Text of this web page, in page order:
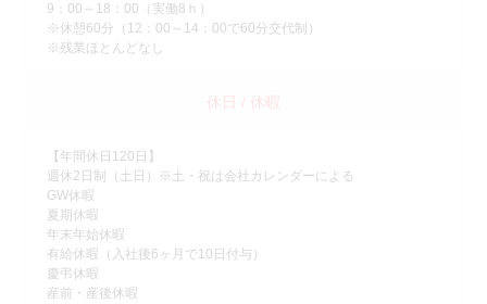
9：00～18：00（実働8ｈ）
※休憩60分（12：00～14：00で60分交代制）
※残業ほとんどなし
休日 / 休暇
【年間休日120日】
週休2日制（土日）※土・祝は会社カレンダーによる
GW休暇
夏期休暇
年末年始休暇
有給休暇（入社後6ヶ月で10日付与）
慶弔休暇
産前・産後休暇